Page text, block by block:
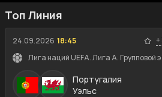
Топ Линия
24.09.2026 18:45 +
Лига наций UEFA. Лига A. Групповой
Португалия
Уэльс